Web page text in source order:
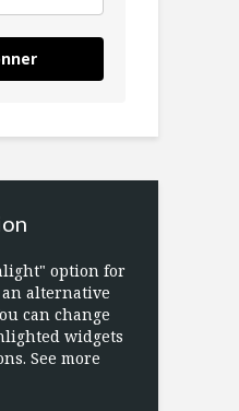
option for
alternative
can change
widgets
See more